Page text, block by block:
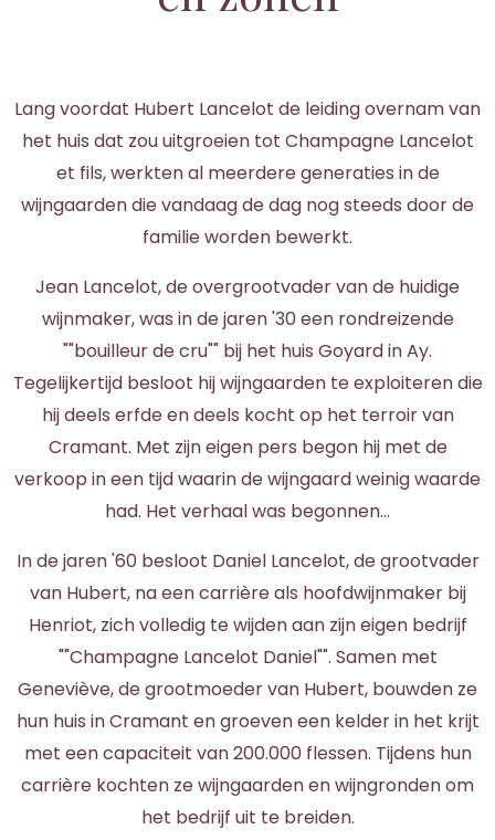
Lang voordat Hubert Lancelot de leiding overnam van
het huis dat zou uitgroeien tot Champagne Lancelot
et fils, werkten al meerdere generaties in de
wijngaarden die vandaag de dag nog steeds door de
familie worden bewerkt.
Jean Lancelot, de overgrootvader van de huidige
wijnmaker, was in de jaren '30 een rondreizende
""bouilleur de cru"" bij het huis Goyard in Ay.
Tegelijkertijd besloot hij wijngaarden te exploiteren die
hij deels erfde en deels kocht op het terroir van
Cramant. Met zijn eigen pers begon hij met de
verkoop in een tijd waarin de wijngaard weinig waarde
had. Het verhaal was begonnen...
In de jaren '60 besloot Daniel Lancelot, de grootvader
van Hubert, na een carrière als hoofdwijnmaker bij
Henriot, zich volledig te wijden aan zijn eigen bedrijf
""Champagne Lancelot Daniel"". Samen met
Geneviève, de grootmoeder van Hubert, bouwden ze
hun huis in Cramant en groeven een kelder in het krijt
met een capaciteit van 200.000 flessen. Tijdens hun
carrière kochten ze wijngaarden en wijngronden om
het bedrijf uit te breiden.